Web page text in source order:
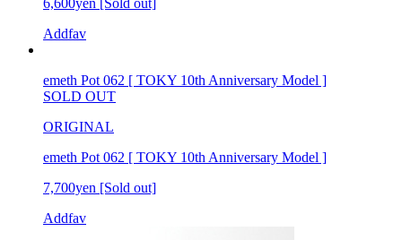
6,600yen [Sold out]
Addfav
emeth Pot 062 [ TOKY 10th Anniversary Model ]
SOLD OUT
ORIGINAL
emeth Pot 062 [ TOKY 10th Anniversary Model ]
7,700yen [Sold out]
Addfav